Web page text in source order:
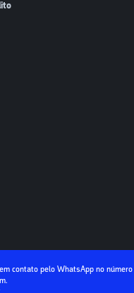
contato pelo WhatsApp no número
.